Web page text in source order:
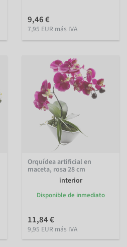
9,46 €
7,95 EUR más IVA
Orquídea artificial en
maceta, rosa 28 cm
interior
Disponible de inmediato
11,84 €
9,95 EUR más IVA